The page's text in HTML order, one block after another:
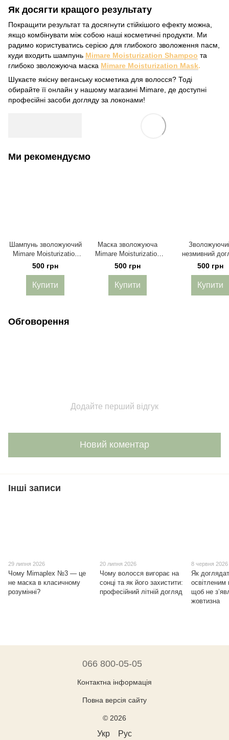
Як досягти кращого результату
Покращити результат та досягнути стійкішого ефекту можна,
якщо комбінувати між собою наші косметичні продукти. Ми
радимо користуватись серією для глибокого зволоження пасм,
куди входить шампунь Mimare Moisturization Shampoo та
глибоко зволожуюча маска Mimare Moisturization Mask.
Шукаєте якісну веганську косметика для волосся? Тоді
обирайте її онлайн у нашому магазині Mimare, де доступні
професійні засоби догляду за локонами!
Ми рекомендуємо
Шампунь зволожуючий
Mimare Moisturization
Shampoo 200 мл
500 грн
Купити
Маска зволожуюча
Mimare Moisturization
Mask 200 мл
500 грн
Купити
незмивний
Mimare
Leave-In 200
500 грн
Купити
Обговорення
Додайте перший відгук
Новий коментар
Інші записи
29 липня 2026
Чому Mimaplex №3 — це
не маска в класичному
розумінні?
20 липня 2026
Чому волосся вигорає на
сонці та як його захистити:
професійний літній догляд
8 червня 2026
Як
щоб не
жовтизна
066 800-05-05
Контактна інформація
Повна версія сайту
© 2026
Укр Рус